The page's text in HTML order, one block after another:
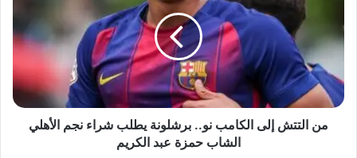
الكامب
نو..
برشلونة
يطلب
شراء
نجم
الأهليمن التتش إلى الكامب نو.. برشلونة يطلب شراء نجم الأهلي
الشاب حمزة عبد الكريم